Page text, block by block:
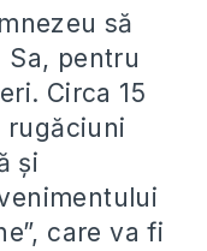
să
pentru
Circa 15
și
care va fi